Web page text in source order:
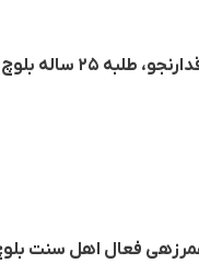
توسط وزارت اطلاعات
عمرزهی فعال اهل سنت